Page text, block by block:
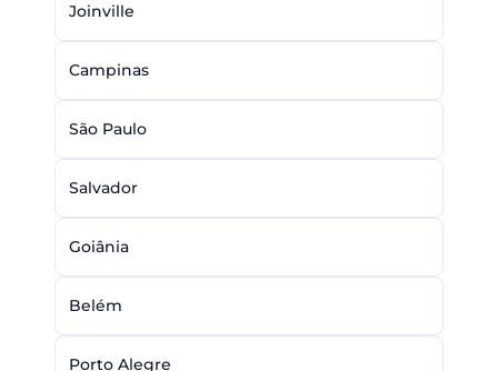
Joinville
Campinas
São Paulo
Salvador
Goiânia
Belém
Porto Alegre